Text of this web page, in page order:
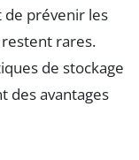
prévenir les
rares.
de stockage
des avantages